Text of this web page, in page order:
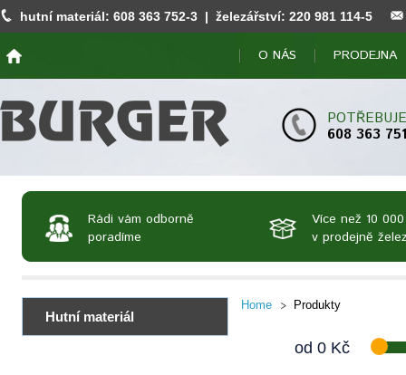
hutní materiál: 608 363 752-3 | železářství: 220 981 114-5
O NÁS PRODEJNA
608 363 751
Rádi vám odborně
poradíme
Více než 10
v prodejně
Hutní materiál
Home Produkty
od 0 Kč